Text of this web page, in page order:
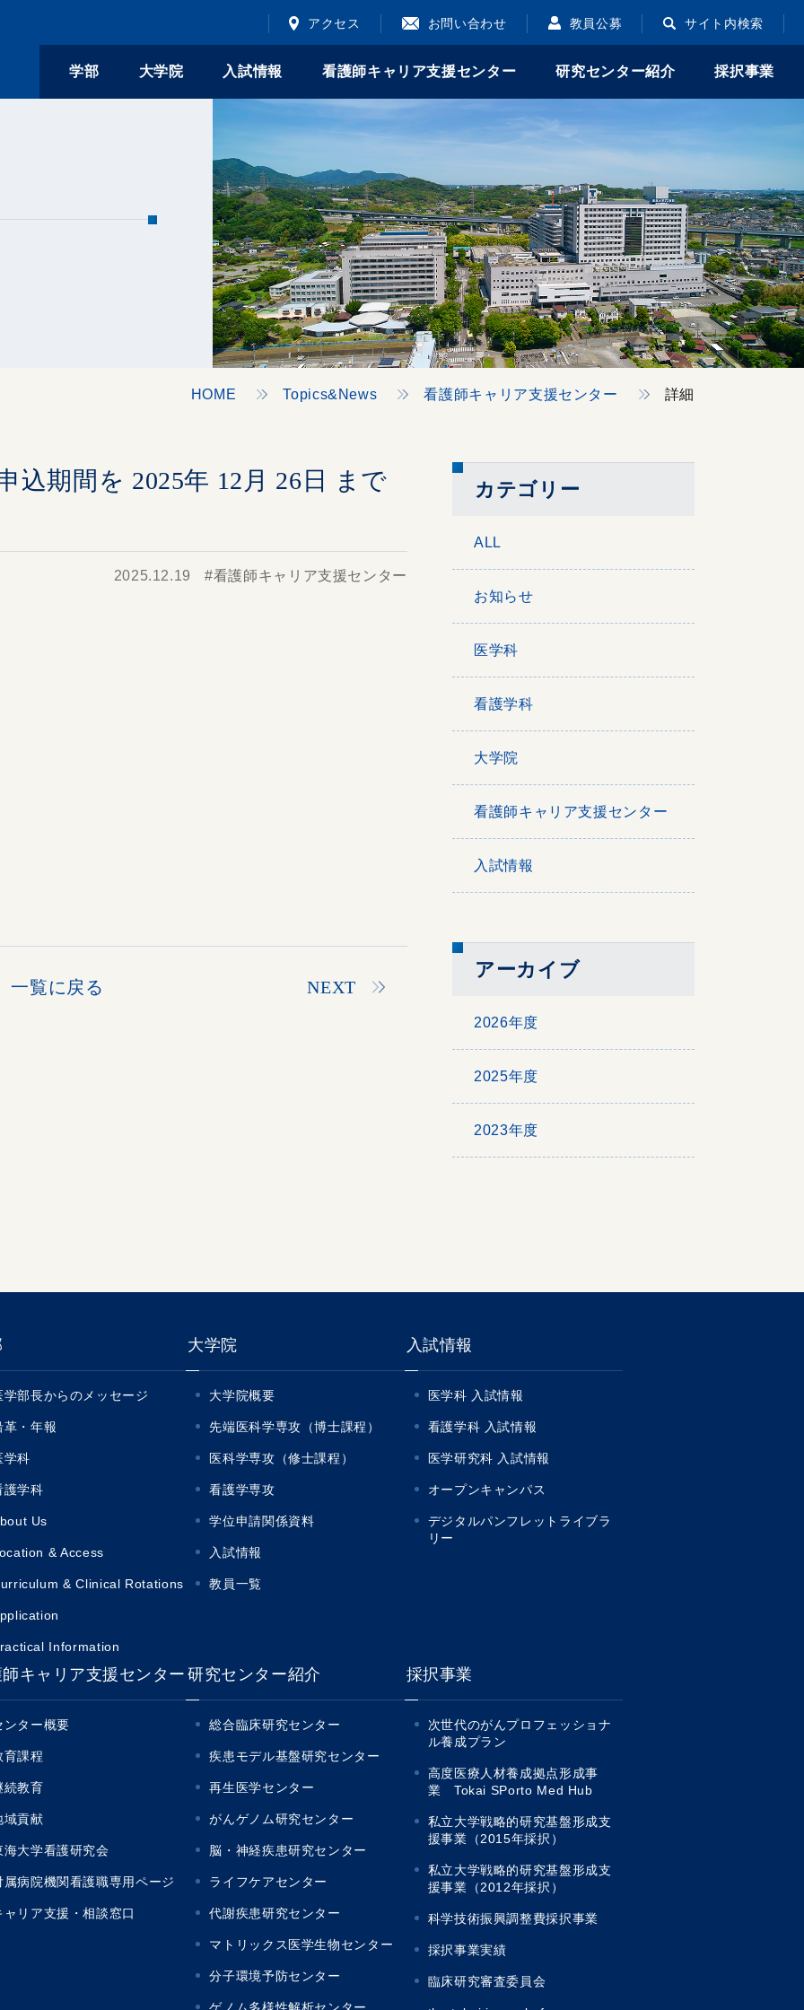
学部 大学院 入試情報 看護師キャリア支援センター 研究センター紹介 採択事業
アクセス お問い合わせ 教員公募 サイト内検索
HOME Topics&News 看護師キャリア支援センター 詳細
込期間を 2025年 12月 26日 まで
2025.12.19 看護師キャリア支援センター
一覧に戻る NEXT
カテゴリー
ALL
お知らせ
医学科
看護学科
大学院
看護師キャリア支援センター
入試情報
アーカイブ
2026年度
2025年度
2023年度
学部長からのメッセージ
革・年報
学科
護学科
Us
& Access
& Clinical Rotations
Information
大学院
大学院概要
先端医科学専攻（博士課程）
医科学専攻（修士課程）
看護学専攻
学位申請関係資料
入試情報
教員一覧
入試情報
医学科 入試情報
看護学科 入試情報
医学研究科 入試情報
オープンキャンパス
デジタルパンフレットライブラ
リー
キャリア支援センター
ンター概要
育課程
続教育
域貢献
海大学看護研究会
属病院機関看護職専用ページ
ャリア支援・相談窓口
研究センター紹介
総合臨床研究センター
疾患モデル基盤研究センター
再生医学センター
がんゲノム研究センター
脳・神経疾患研究センター
ライフケアセンター
代謝疾患研究センター
マトリックス医学生物センター
分子環境予防センター
採択事業
次世代のがんプロフェッショナ
ル養成プラン
高度医療人材養成拠点形成事
業 Tokai SPorto Med Hub
私立大学戦略的研究基盤形成支
援事業（2015年採択）
私立大学戦略的研究基盤形成支
援事業（2012年採択）
科学技術振興調整費採択事業
採択事業実績
臨床研究審査委員会